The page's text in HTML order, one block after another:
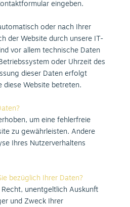
eingeben.
oder nach Ihrer
der Website durch unsere IT-
vor allem technische Daten
oder Uhrzeit des
dieser Daten erfolgt
diese Website betreten.
um eine fehlerfreie
zu gewährleisten. Andere
Ihres Nutzerverhaltens
bezüglich Ihrer Daten?
Recht, unentgeltlich Auskunft
und Zweck Ihrer